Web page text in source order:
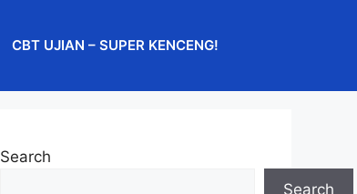
CBT UJIAN – SUPER KENCENG!
Search
Search